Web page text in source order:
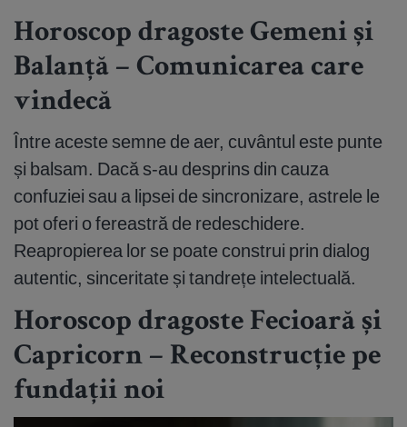
Horoscop dragoste Gemeni și
Balanță – Comunicarea care
vindecă
Între aceste semne de aer, cuvântul este punte
și balsam. Dacă s-au desprins din cauza
confuziei sau a lipsei de sincronizare, astrele le
pot oferi o fereastră de redeschidere.
Reapropierea lor se poate construi prin dialog
autentic, sinceritate și tandrețe intelectuală.
Horoscop dragoste Fecioară și
Capricorn – Reconstrucție pe
fundații noi